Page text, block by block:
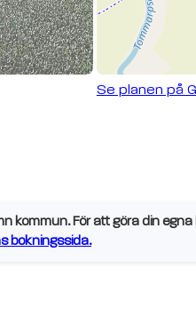
Se planen på
kommun. För att göra din egna
bokningssida.